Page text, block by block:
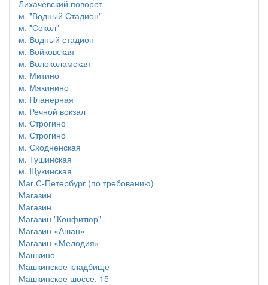
Лихачёвский поворот
м. "Водный Стадион"
м. "Сокол"
м. Водный стадион
м. Войковская
м. Волоколамская
м. Митино
м. Мякинино
м. Планерная
м. Речной вокзал
м. Строгино
м. Строгино
м. Сходненская
м. Тушинская
м. Щукинская
Маг.С-Петербург (по требованию)
Магазин
Магазин
Магазин "Конфитюр"
Магазин «Ашан»
Магазин «Мелодия»
Машкино
Машкинское кладбище
Машкинское шоссе, 15